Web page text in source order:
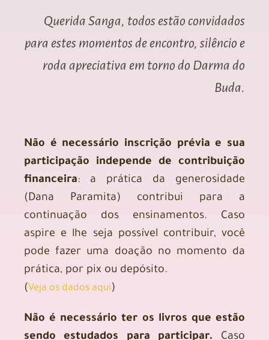
Querida Sanga, todos estão convidados
para estes momentos de encontro, silêncio e
roda apreciativa em torno do Darma do
Buda.
Não é necessário inscrição prévia e sua
participação independe de contribuição
financeira: a prática da generosidade
(Dana Paramita) contribui para a
continuação dos ensinamentos. Caso
aspire e lhe seja possível contribuir, você
pode fazer uma doação no momento da
prática, por pix ou depósito.
(Veja os dados aqui)
Não é necessário ter os livros que estão
sendo estudados para participar. Caso